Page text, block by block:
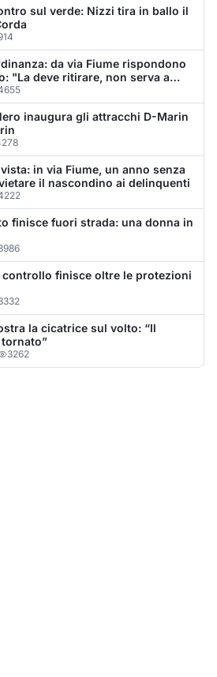
finisce oltre le protezioni
la cicatrice sul volto: “Il
3262